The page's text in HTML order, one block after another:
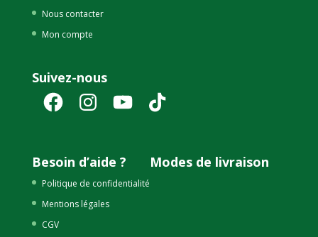
Nous contacter
Mon compte
Suivez-nous
FacebookInstagramYouTube TikTok
Besoin d’aide ?
Politique de confidentialité
Mentions légales
CGV
Modes de livraison